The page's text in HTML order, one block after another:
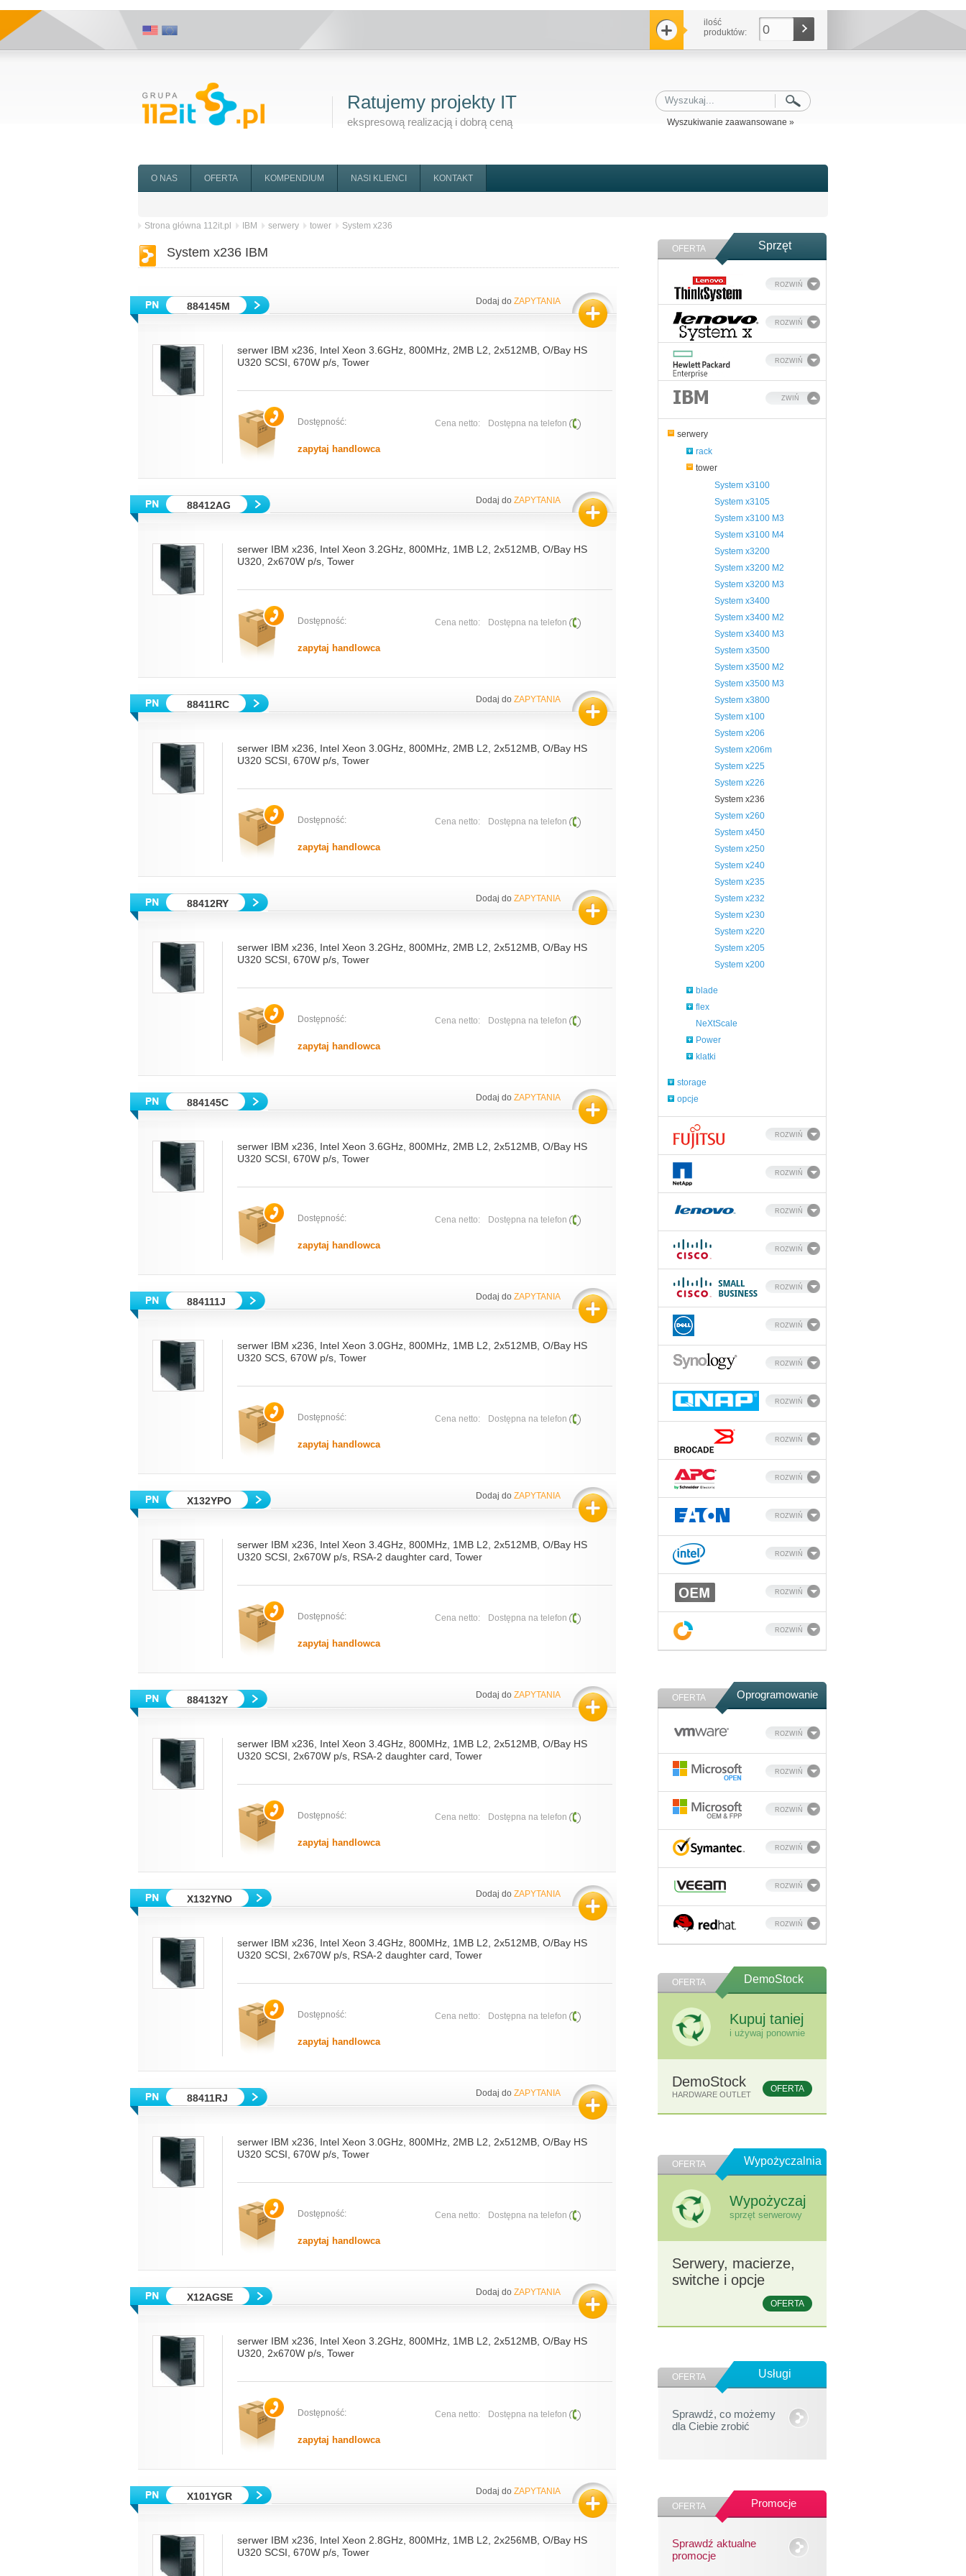
ilość
produktów:
0
Ratujemy projekty IT
ekspresową realizacją i dobrą ceną Wyszukiwanie zaawansowane »
O NAS OFERTA KOMPENDIUM NASI KLIENCI KONTAKT
OFERTA Sprzęt
ROZWIŃ
ROZWIŃ
ROZWIŃ
ZWIŃ
serwery
rack
tower
System x3100
System x3105
System x3100 M3
System x3100 M4
System x3200
System x3200 M2
System x3200 M3
System x3400
System x3400 M2
System x3400 M3
System x3500
System x3500 M2
System x3500 M3
System x3800
System x100
System x206
System x206m
System x225
System x226
System x236
System x260
System x450
System x250
System x240
System x235
System x232
System x230
System x220
System x205
System x200
blade
flex
NeXtScale
Power
klatki
storage
opcje
ROZWIŃ
ROZWIŃ
ROZWIŃ
ROZWIŃ
ROZWIŃ
ROZWIŃ
ROZWIŃ
ROZWIŃ
ROZWIŃ
ROZWIŃ
ROZWIŃ
ROZWIŃ
ROZWIŃ
ROZWIŃ
OFERTA Oprogramowanie
ROZWIŃ
ROZWIŃ
ROZWIŃ
ROZWIŃ
ROZWIŃ
ROZWIŃ
OFERTA DemoStock
Kupuj taniej
i używaj ponownie
DemoStock OFERTA
HARDWARE OUTLET
OFERTA Wypożyczalnia
Wypożyczaj
sprzęt serwerowy
Serwery, macierze,
switche i opcje
OFERTA
OFERTA Usługi
Sprawdź, co możemy
dla Ciebie zrobić
OFERTA Promocje
Sprawdź aktualne
promocje
Strona główna 112it.pl IBM serwery tower System x236
System x236 IBM
884145M Dodaj do ZAPYTANIA
serwer IBM x236, Intel Xeon 3.6GHz, 800MHz, 2MB L2, 2x512MB, O/Bay HS
U320 SCSI, 670W p/s, Tower
Dostępność:
zapytaj handlowca
Cena netto: Dostępna na telefon
88412AG Dodaj do ZAPYTANIA
serwer IBM x236, Intel Xeon 3.2GHz, 800MHz, 1MB L2, 2x512MB, O/Bay HS
U320, 2x670W p/s, Tower
Dostępność:
zapytaj handlowca
Cena netto: Dostępna na telefon
88411RC Dodaj do ZAPYTANIA
serwer IBM x236, Intel Xeon 3.0GHz, 800MHz, 2MB L2, 2x512MB, O/Bay HS
U320 SCSI, 670W p/s, Tower
Dostępność:
zapytaj handlowca
Cena netto: Dostępna na telefon
88412RY Dodaj do ZAPYTANIA
serwer IBM x236, Intel Xeon 3.2GHz, 800MHz, 2MB L2, 2x512MB, O/Bay HS
U320 SCSI, 670W p/s, Tower
Dostępność:
zapytaj handlowca
Cena netto: Dostępna na telefon
884145C Dodaj do ZAPYTANIA
serwer IBM x236, Intel Xeon 3.6GHz, 800MHz, 2MB L2, 2x512MB, O/Bay HS
U320 SCSI, 670W p/s, Tower
Dostępność:
zapytaj handlowca
Cena netto: Dostępna na telefon
884111J Dodaj do ZAPYTANIA
serwer IBM x236, Intel Xeon 3.0GHz, 800MHz, 1MB L2, 2x512MB, O/Bay HS
U320 SCS, 670W p/s, Tower
Dostępność:
zapytaj handlowca
Cena netto: Dostępna na telefon
X132YPO Dodaj do ZAPYTANIA
serwer IBM x236, Intel Xeon 3.4GHz, 800MHz, 1MB L2, 2x512MB, O/Bay HS
U320 SCSI, 2x670W p/s, RSA-2 daughter card, Tower
Dostępność:
zapytaj handlowca
Cena netto: Dostępna na telefon
884132Y Dodaj do ZAPYTANIA
serwer IBM x236, Intel Xeon 3.4GHz, 800MHz, 1MB L2, 2x512MB, O/Bay HS
U320 SCSI, 2x670W p/s, RSA-2 daughter card, Tower
Dostępność:
zapytaj handlowca
Cena netto: Dostępna na telefon
X132YNO Dodaj do ZAPYTANIA
serwer IBM x236, Intel Xeon 3.4GHz, 800MHz, 1MB L2, 2x512MB, O/Bay HS
U320 SCSI, 2x670W p/s, RSA-2 daughter card, Tower
Dostępność:
zapytaj handlowca
Cena netto: Dostępna na telefon
88411RJ Dodaj do ZAPYTANIA
serwer IBM x236, Intel Xeon 3.0GHz, 800MHz, 2MB L2, 2x512MB, O/Bay HS
U320 SCSI, 670W p/s, Tower
Dostępność:
zapytaj handlowca
Cena netto: Dostępna na telefon
X12AGSE Dodaj do ZAPYTANIA
serwer IBM x236, Intel Xeon 3.2GHz, 800MHz, 1MB L2, 2x512MB, O/Bay HS
U320, 2x670W p/s, Tower
Dostępność:
zapytaj handlowca
Cena netto: Dostępna na telefon
X101YGR Dodaj do ZAPYTANIA
serwer IBM x236, Intel Xeon 2.8GHz, 800MHz, 1MB L2, 2x256MB, O/Bay HS
U320 SCSI, 670W p/s, Tower